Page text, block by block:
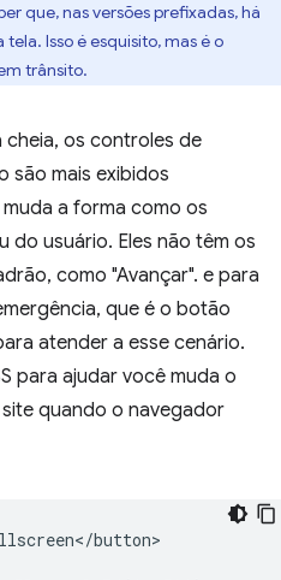
que, nas versões prefixadas, há
Isso é esquisito, mas é o
trânsito.
os controles de
são mais exibidos
a forma como os
do usuário. Eles não têm os
como "Avançar". e para
que é o botão
atender a esse cenário.
para ajudar você muda o
quando o navegador
button>